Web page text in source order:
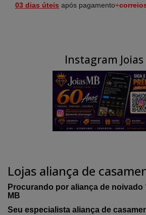
03 dias úteis após pagamento+
Instagram Joias
Lojas aliança de
Procurando por aliança de noivado
MB
Seu especialista aliança de